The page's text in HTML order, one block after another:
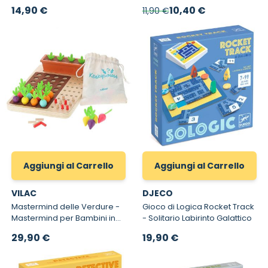
14,90 € 11,90 €Prezzo speciale
10,40 €
Aggiungi al Carrello
VILAC
Mastermind delle Verdure -
Mastermind per Bambini in
29,90 €
Aggiungi al Carrello
DJECO
Gioco di Logica Rocket Track
- Solitario Labirinto Galattico
19,90 €